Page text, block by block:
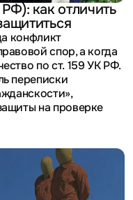
как отличить
конфликт
спор, а когда
по ст. 159 УК РФ.
переписки
на проверке